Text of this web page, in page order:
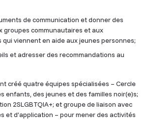
de communication et donner des
groupes communautaires et aux
qui viennent en aide aux jeunes personnes;
et adresser des recommandations au
créé quatre équipes spécialisées – Cercle
enfants, des jeunes et des familles noir(e)s;
2SLGBTQIA+; et groupe de liaison avec
et d’application – pour mener des activités